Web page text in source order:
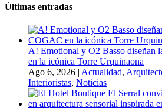
Últimas entradas
A! Emotional y O2 Basso diseñan
en la icónica Torre Urquinaona
Ago 6, 2026 | Actualidad,
Interioristas, Noticias